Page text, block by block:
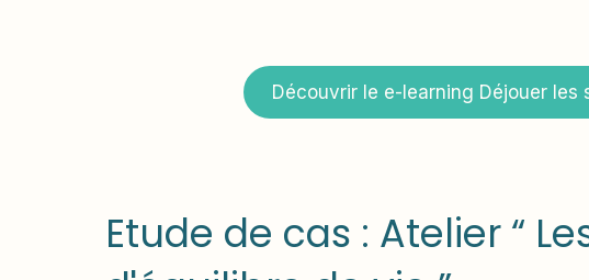
Découvrir le e-learning Déjouer les
Etude de cas : Atelier “